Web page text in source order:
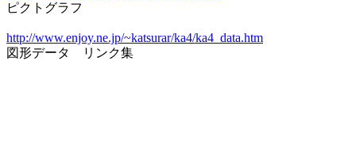
ピクトグラフ
http://www.enjoy.ne.jp/~katsurar/ka4/ka4_data.htm
図形データ リンク集